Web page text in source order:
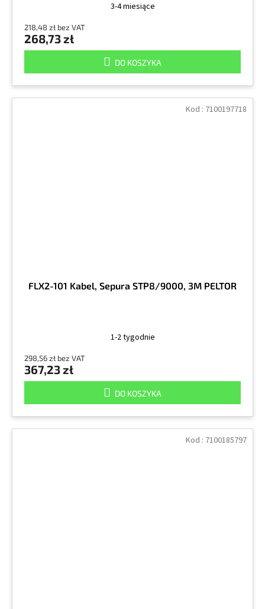
3-4 miesiące
218,48 zł bez VAT
268,73 zł
DO KOSZYKA
FLX2-101 Kabel, Sepura STP8/9000, 3M PELTOR
1-2 tygodnie
298,56 zł bez VAT
367,23 zł
DO KOSZYKA
Kod : 7100197718
Kod : 7100185797